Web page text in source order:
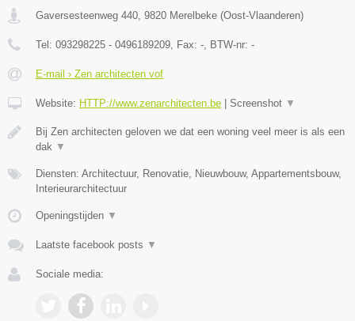
Gaversesteenweg 440 9820 Merelbeke (Oost-Vlaanderen)
Tel: 093298225 - 0496189209 , Fax: - , BTW-nr: -
E-mail › Zen architecten vof
Website: HTTP://www.zenarchitecten.be Screenshot ▼
Bij Zen architecten geloven we dat een woning veel meer is als een
dak ▼
Diensten: Architectuur, Renovatie, Nieuwbouw, Appartementsbouw,
Interieurarchitectuur
Openingstijden ▼
Laatste facebook posts ▼
Sociale media: